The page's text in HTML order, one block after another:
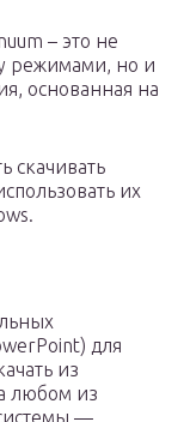
– это не
режимами, но и
основанная на
скачивать
их
для
из
любом из
—